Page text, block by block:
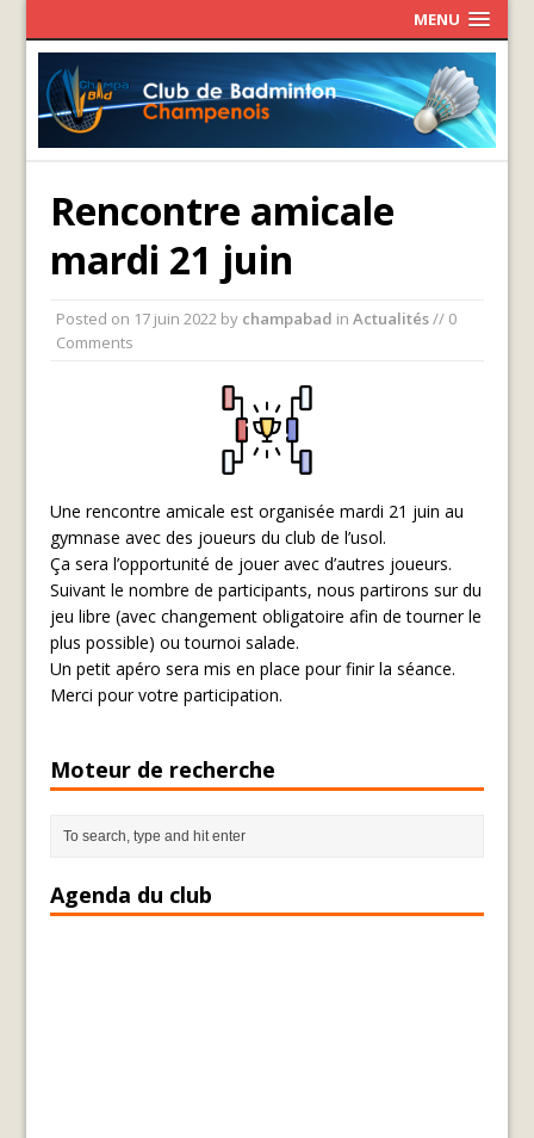
MENU
Rencontre amicale
mardi 21 juin
Posted on 17 juin 2022 by champabad inActualités// 0
Comments
Une rencontre amicale est organisée mardi 21 juin au
gymnase avec des joueurs du club de l’usol.
Ça sera l’opportunité de jouer avec d’autres joueurs.
Suivant le nombre de participants, nous partirons sur du
jeu libre (avec changement obligatoire afin de tourner le
plus possible) ou tournoi salade.
Un petit apéro sera mis en place pour finir la séance.
Merci pour votre participation.
Moteur de recherche
Agenda du club